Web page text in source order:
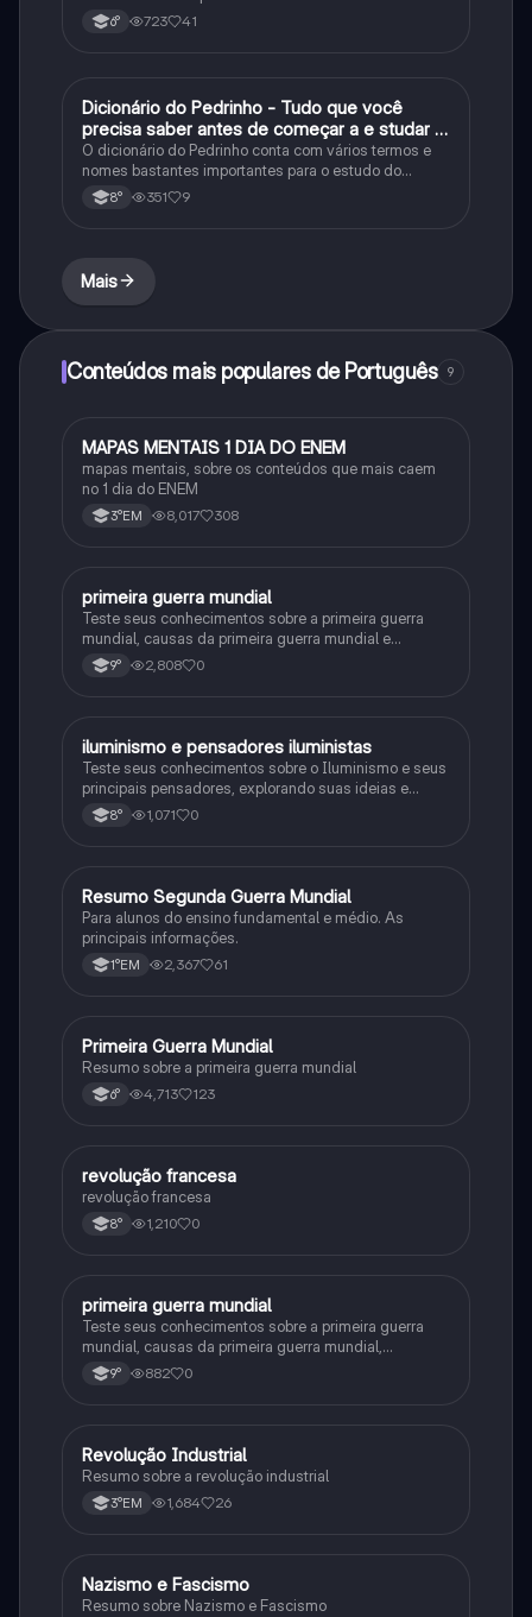
6° 723 41
História
Dicionário do Pedrinho - Tudo que você
precisa saber antes de começar a e studar o
segundo reinado!
O dicionário do Pedrinho conta com vários termos e
nomes bastantes importantes para o estudo do
segundo reinado e muito mais.
8° 351 9
Mais
Conteúdos mais populares de Português 9
Português
MAPAS MENTAIS 1 DIA DO ENEM
mapas mentais, sobre os conteúdos que mais caem
no 1 dia do ENEM
3°EM 8,017 308
História
primeira guerra mundial
Teste seus conhecimentos sobre a primeira guerra
mundial, causas da primeira guerra mundial e
consequências da Primeira Guerra Mundial, fases da
primeira guerra mundial
9° 2,808 0
História
iluminismo e pensadores iluministas
Teste seus conhecimentos sobre o Iluminismo e seus
principais pensadores, explorando suas ideias e
impacto histórico.
8° 1,071 0
História
Resumo Segunda Guerra Mundial
Para alunos do ensino fundamental e médio. As
principais informações.
1°EM 2,367 61
História
Primeira Guerra Mundial
Resumo sobre a primeira guerra mundial
6° 4,713 123
História
revolução francesa
revolução francesa
8° 1,210 0
História
primeira guerra mundial
Teste seus conhecimentos sobre a primeira guerra
mundial, causas da primeira guerra mundial,
consequências da Primeira Guerra Mundial,fases da
primeira guerra mundial
9° 882 0
História
Revolução Industrial
Resumo sobre a revolução industrial
3°EM 1,684 26
História
Nazismo e Fascismo
Resumo sobre Nazismo e Fascismo